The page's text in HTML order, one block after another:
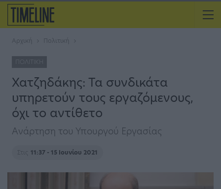
Αρχική Πολιτική
ΠΟΛΙΤΙΚΉ
Χατζηδάκης: Τα συνδικάτα
υπηρετούν τους εργαζόμενους,
όχι το αντίθετο
Ανάρτηση του Υπουργού Εργασίας
Στις 11:37 - 15 Ιουνίου 2021